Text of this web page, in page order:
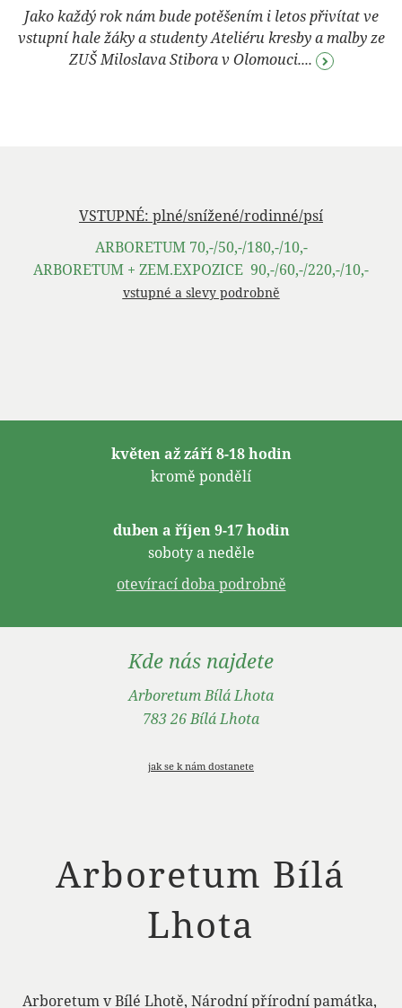
Jako každý rok nám bude potěšením i letos přivítat ve
vstupní hale žáky a studenty Ateliéru kresby a malby ze
ZUŠ Miloslava Stibora v Olomouci....
VSTUPNÉ: plné/snížené/rodinné/psí
ARBORETUM 70,-/50,-/180,-/10,-
ARBORETUM + ZEM.EXPOZICE 90,-/60,-/220,-/10,-
vstupné a slevy podrobně
květen až září 8-18 hodin
kromě pondělí
duben a říjen 9-17 hodin
soboty a neděle
otevírací doba podrobně
Kde nás najdete
Arboretum Bílá Lhota
783 26 Bílá Lhota
jak se k nám dostanete
Arboretum Bílá
Lhota
Arboretum v Bílé Lhotě, Národní přírodní památka,